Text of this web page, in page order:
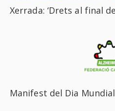
Xerrada: ‘Drets al final
Manifest del Dia